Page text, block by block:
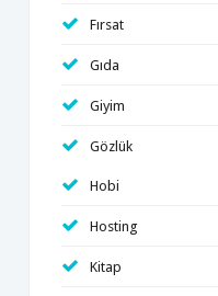
Fırsat
Gıda
Giyim
Gözlük
Hobi
Hosting
Kitap